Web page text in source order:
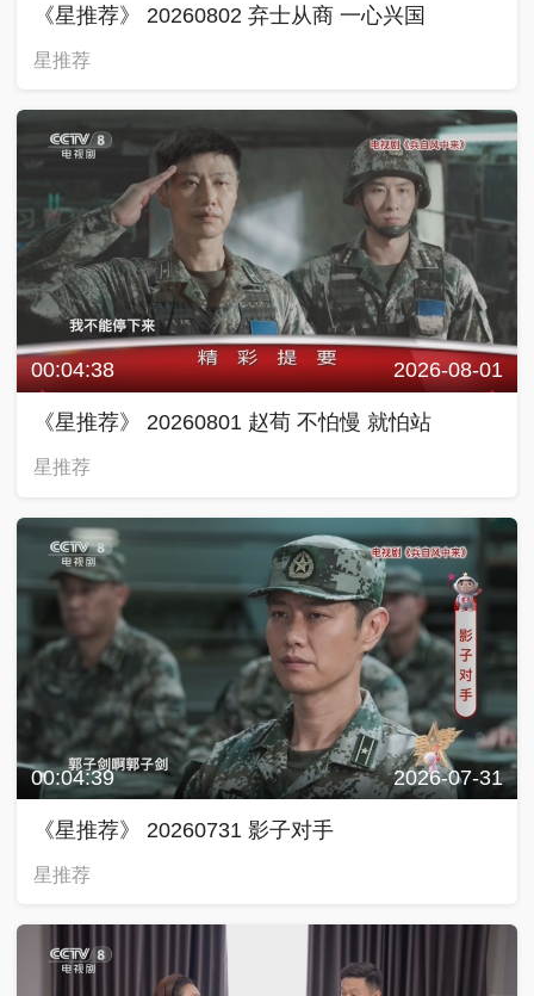
《星推荐》 20260802 弃士从商 一心兴国
星推荐
00:04:38 2026-08-01
《星推荐》 20260801 赵荀 不怕慢 就怕站
星推荐
00:04:39 2026-07-31
《星推荐》 20260731 影子对手
星推荐